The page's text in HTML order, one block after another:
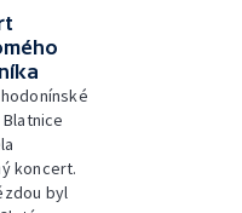
koncert.
byl